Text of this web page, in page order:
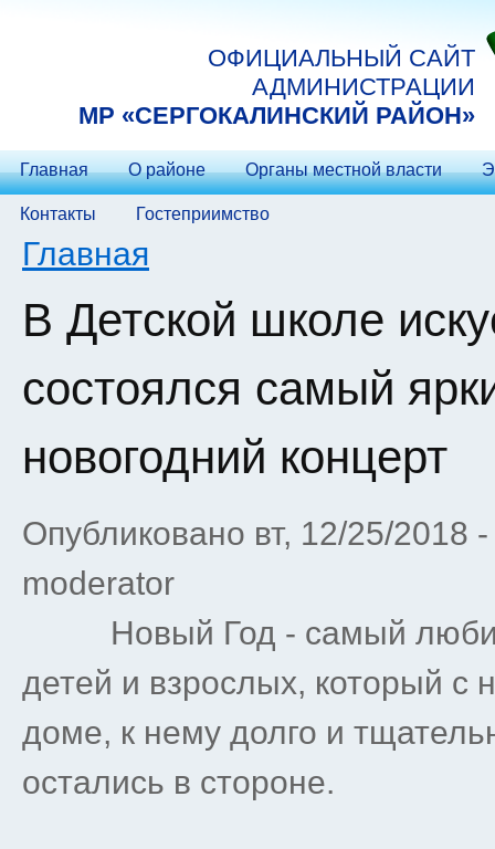
ОФИЦИАЛЬНЫЙ САЙТ
АДМИНИСТРАЦИИ
МP «СЕРГОКАЛИНСКИЙ РАЙОН»
Главная О районе Органы местной власти
Контакты Гостеприимство
Вы здесь
Главная
В Детской школе
состоялся самый
новогодний концерт
Опубликовано вт, 12/25/2018
moderator
Новый Год - самый
детей и взрослых, который с
доме, к нему долго и
остались в стороне.